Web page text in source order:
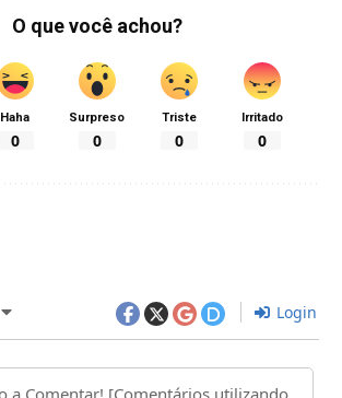
O que você achou?
Haha
0
Surpreso
0
Triste
0
Irritado
0
Login